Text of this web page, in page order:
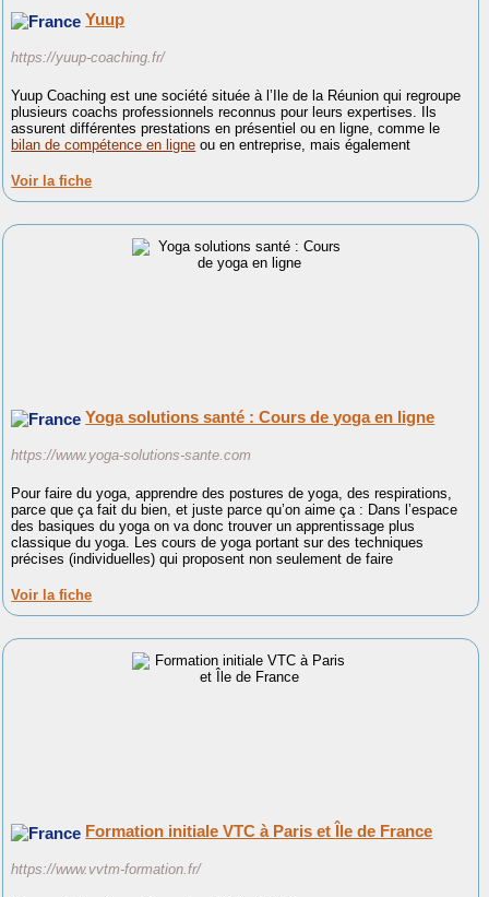
Yuup
https://yuup-coaching.fr/
Yuup Coaching est une société située à l’Ile de la Réunion qui regroupe
plusieurs coachs professionnels reconnus pour leurs expertises. Ils
assurent différentes prestations en présentiel ou en ligne, comme le
bilan de compétence en ligne ou en entreprise, mais également
Voir la fiche
Yoga solutions santé : Cours de yoga en ligne
https://www.yoga-solutions-sante.com
Pour faire du yoga, apprendre des postures de yoga, des respirations,
parce que ça fait du bien, et juste parce qu’on aime ça : Dans l’espace
des basiques du yoga on va donc trouver un apprentissage plus
classique du yoga. Les cours de yoga portant sur des techniques
précises (individuelles) qui proposent non seulement de faire
Voir la fiche
Formation initiale VTC à Paris et Île de France
https://www.vvtm-formation.fr/